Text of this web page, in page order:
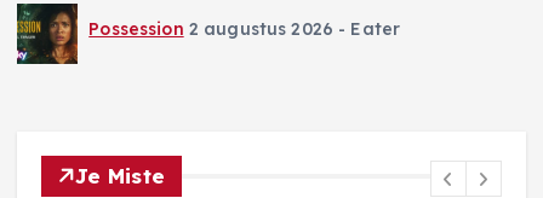
Possession 2 augustus 2026 - Eater
Je Miste